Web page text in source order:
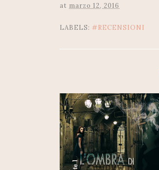
at marzo 12, 2016
LABELS: #RECENSIONI